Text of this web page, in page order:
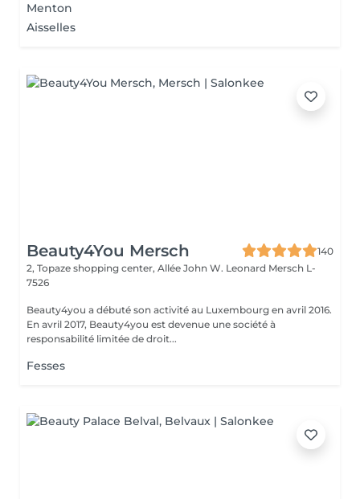
Menton
Aisselles
Beauty4You Mersch
140
2, Topaze shopping center, Allée John W. Leonard Mersch L-
7526
Beauty4you a débuté son activité au Luxembourg en avril 2016.
En avril 2017, Beauty4you est devenue une société à
responsabilité limitée de droit...
Fesses